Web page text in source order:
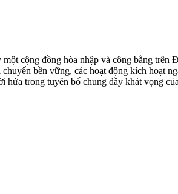
cộng đồng hòa nhập và công bằng trên
bền vững, các hoạt động kích hoạt
hứa trong tuyên bố chung đầy khát vọng